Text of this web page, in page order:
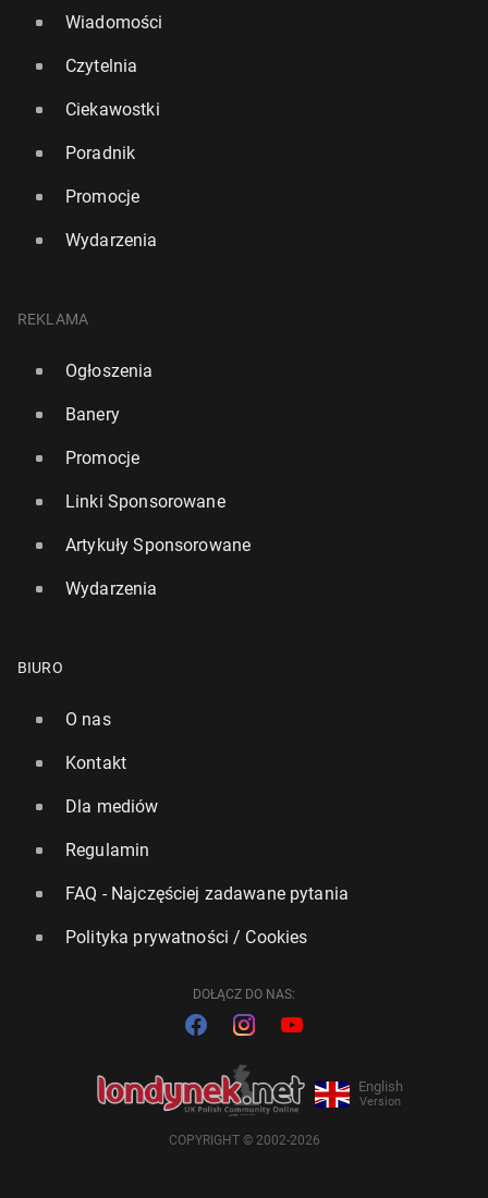
Wiadomości
Czytelnia
Ciekawostki
Poradnik
Promocje
Wydarzenia
REKLAMA
Ogłoszenia
Banery
Promocje
Linki Sponsorowane
Artykuły Sponsorowane
Wydarzenia
BIURO
O nas
Kontakt
Dla mediów
Regulamin
FAQ - Najczęściej zadawane pytania
Polityka prywatności / Cookies
DOŁĄCZ DO NAS:
English
Version
COPYRIGHT © 2002-2026